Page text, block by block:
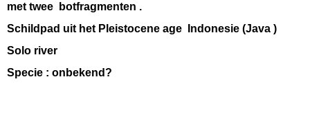
met twee botfragmenten .
Schildpad uit het Pleistocene age Indonesie (Java )
Solo river
Specie : onbekend?